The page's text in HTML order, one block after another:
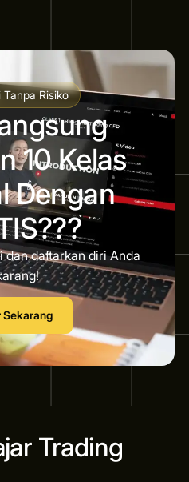
Tanpa Risiko
10 Kelas
Dengan
dan daftarkan diri Anda
Sekarang
Trading